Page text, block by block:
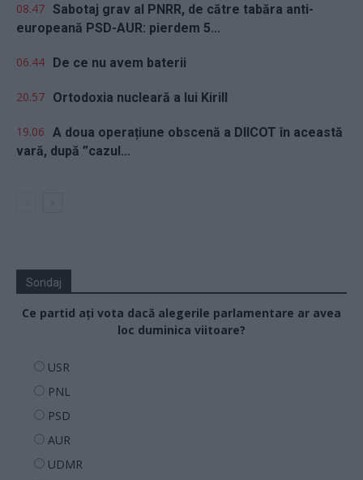
08.47 Sabotaj grav al PNRR, de către tabăra anti-
europeană PSD-AUR: pierdem 5...
06.44 De ce nu avem baterii
20.57 Ortodoxia nucleară a lui Kirill
19.06 A doua operațiune obscenă a DIICOT în această
vară, după ”cazul...
Sondaj
Ce partid ați vota dacă alegerile parlamentare ar avea
loc duminica viitoare?
USR
PNL
PSD
AUR
UDMR